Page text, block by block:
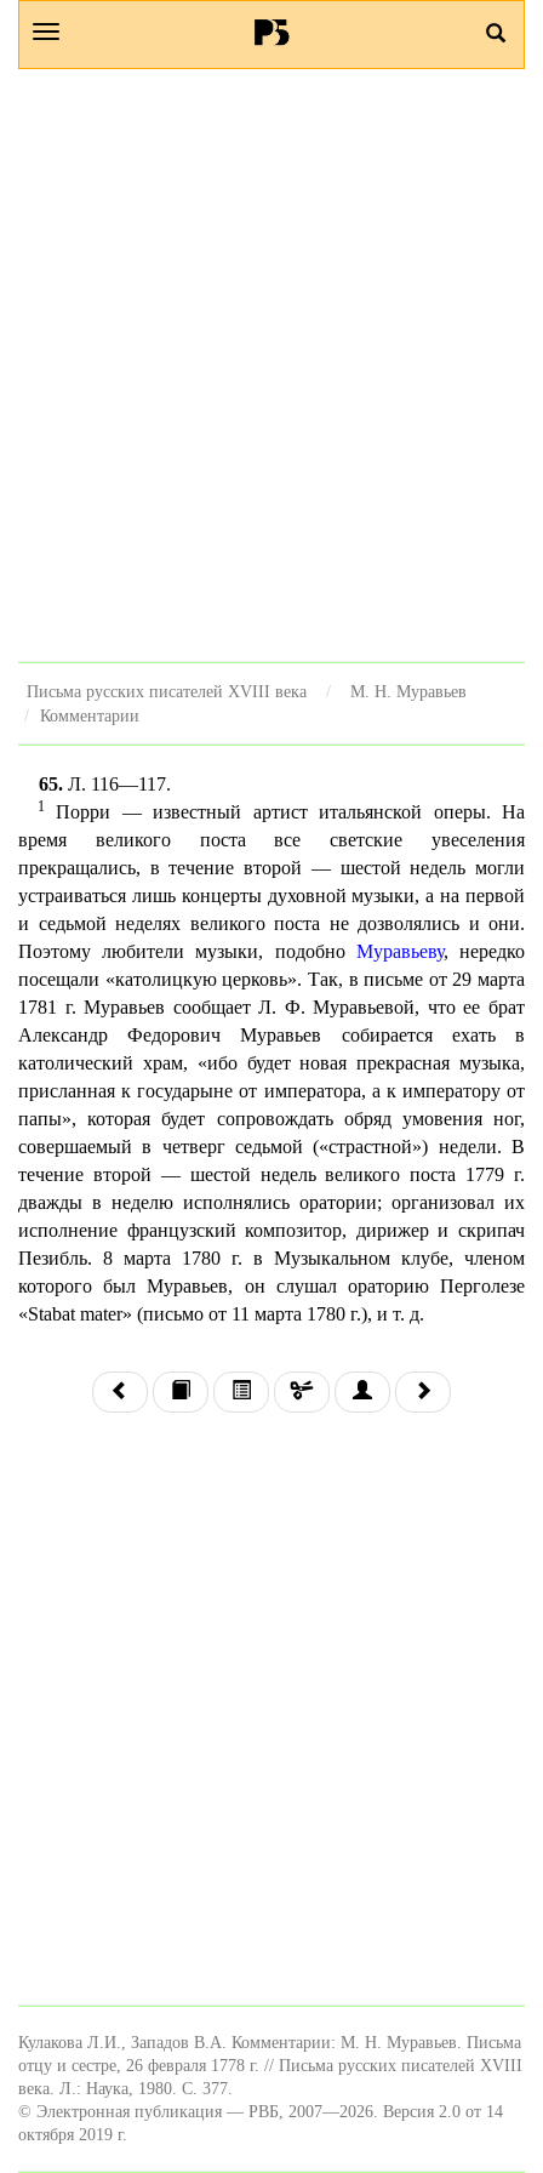
Письма русских писателей XVIII века
М. Н. Муравьев
Комментарии
65. Л. 116—117.
1
Порри — известный артист итальянской оперы. На
время великого поста все светские увеселения
прекращались, в течение второй — шестой недель могли
устраиваться лишь концерты духовной музыки, а на первой
и седьмой неделях великого поста не дозволялись и они.
Поэтому любители музыки, подобно Муравьеву, нередко
посещали «католицкую церковь». Так, в письме от 29 марта
1781 г. Муравьев сообщает Л. Ф. Муравьевой, что ее брат
Александр Федорович Муравьев собирается ехать в
католический храм, «ибо будет новая прекрасная музыка,
присланная к государыне от императора, а к императору от
папы», которая будет сопровождать обряд умовения ног,
совершаемый в четверг седьмой («страстной») недели. В
течение второй — шестой недель великого поста 1779 г.
дважды в неделю исполнялись оратории; организовал их
исполнение французский композитор, дирижер и скрипач
Пезибль. 8 марта 1780 г. в Музыкальном клубе, членом
которого был Муравьев, он слушал ораторию Перголезе
«Stabat mater» (письмо от 11 марта 1780 г.), и т. д.
Кулакова Л.И., Западов В.А. Комментарии: М. Н. Муравьев. Письма
отцу и сестре, 26 февраля 1778 г. // Письма русских писателей XVIII
века. Л.: Наука, 1980. С. 377.
© Электронная публикация — РВБ, 2007—2026. Версия 2.0 от 14
октября 2019 г.